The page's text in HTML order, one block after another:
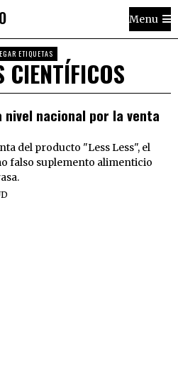
Menu
ETIQUETAS
CIENTÍFICOS
nacional por la venta
del producto "Less Less", el
falso suplemento alimenticio